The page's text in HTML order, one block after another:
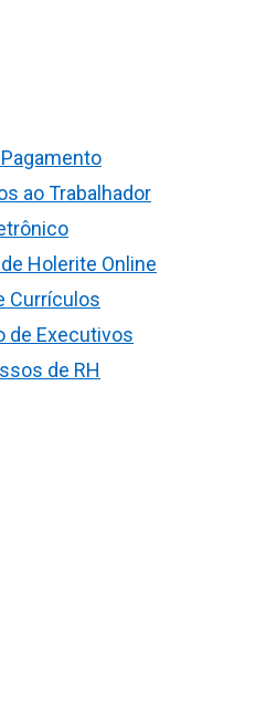
ao Trabalhador
Holerite Online
Currículos
de Executivos
de RH